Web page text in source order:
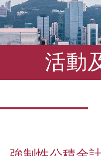
活動